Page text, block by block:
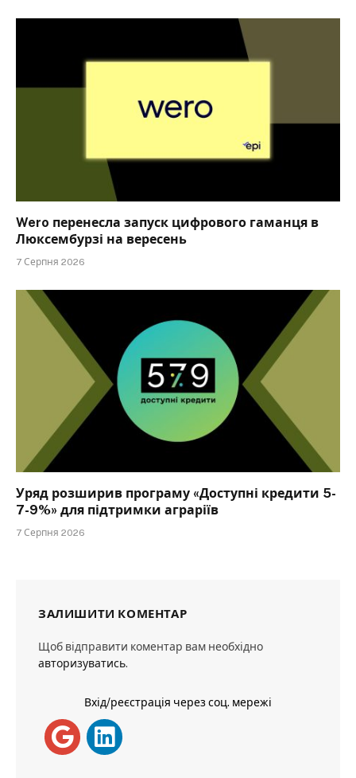
Wero перенесла запуск цифрового гаманця в
Люксембурзі на вересень
7 Серпня 2026
Уряд розширив програму «Доступні кредити 5-
7-9%» для підтримки аграріїв
7 Серпня 2026
ЗАЛИШИТИ КОМЕНТАР
Щоб відправити коментар вам необхідно
авторизуватись.
Вхід/реєстрація через соц. мережі